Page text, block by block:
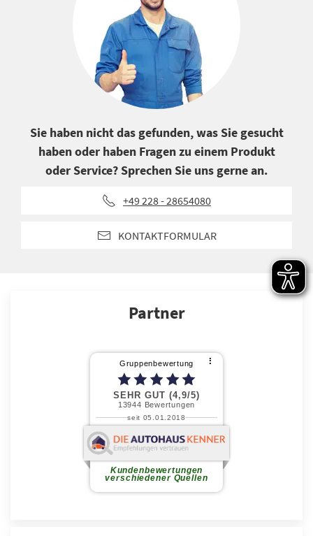
Sie haben nicht das gefunden, was Sie gesucht
haben oder haben Fragen zu einem Produkt
oder Service? Sprechen Sie uns gerne an.
+49 228 - 28654080
KONTAKTFORMULAR
Partner